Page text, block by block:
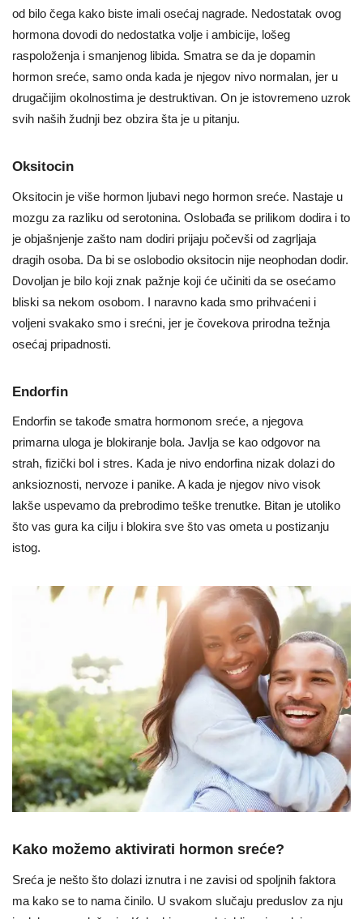
od bilo čega kako biste imali osećaj nagrade. Nedostatak ovog
hormona dovodi do nedostatka volje i ambicije, lošeg
raspoloženja i smanjenog libida. Smatra se da je dopamin
hormon sreće, samo onda kada je njegov nivo normalan, jer u
drugačijim okolnostima je destruktivan. On je istovremeno uzrok
svih naših žudnji bez obzira šta je u pitanju.
Oksitocin
Oksitocin je više hormon ljubavi nego hormon sreće. Nastaje u
mozgu za razliku od serotonina. Oslobađa se prilikom dodira i to
je objašnjenje zašto nam dodiri prijaju počevši od zagrljaja
dragih osoba. Da bi se oslobodio oksitocin nije neophodan dodir.
Dovoljan je bilo koji znak pažnje koji će učiniti da se osećamo
bliski sa nekom osobom. I naravno kada smo prihvaćeni i
voljeni svakako smo i srećni, jer je čovekova prirodna težnja
osećaj pripadnosti.
Endorfin
Endorfin se takođe smatra hormonom sreće, a njegova
primarna uloga je blokiranje bola. Javlja se kao odgovor na
strah, fizički bol i stres. Kada je nivo endorfina nizak dolazi do
anksioznosti, nervoze i panike. A kada je njegov nivo visok
lakše uspevamo da prebrodimo teške trenutke. Bitan je utoliko
što vas gura ka cilju i blokira sve što vas ometa u postizanju
istog.
Kako možemo aktivirati hormon sreće?
Sreća je nešto što dolazi iznutra i ne zavisi od spoljnih faktora
ma kako se to nama činilo. U svakom slučaju preduslov za nju